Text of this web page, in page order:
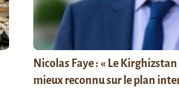
Nicolas Faye : « Le
mieux reconnu sur le plan